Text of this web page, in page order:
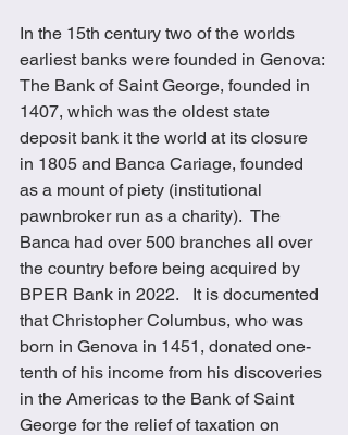
In the 15th century two of the worlds
earliest banks were founded in Genova:
The Bank of Saint George, founded in
1407, which was the oldest state
deposit bank it the world at its closure
in 1805 and Banca Cariage, founded
as a mount of piety (institutional
pawnbroker run as a charity).  The
Banca had over 500 branches all over
the country before being acquired by
BPER Bank in 2022.   It is documented
that Christopher Columbus, who was
born in Genova in 1451, donated one-
tenth of his income from his discoveries
in the Americas to the Bank of Saint
George for the relief of taxation on